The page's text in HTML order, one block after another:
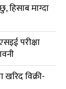
हिसाब माग्दा
परीक्षा
विक्री-